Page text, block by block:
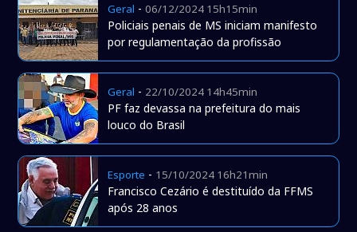
Geral -06/12/2024 15h15min
Policiais penais de MS iniciam manifesto
por regulamentação da profissão
Geral - 22/10/2024 14h45min
PF faz devassa na prefeitura do mais
louco do Brasil
Esporte - 15/10/2024 16h21min
Francisco Cezário é destituído da FFMS
após 28 anos